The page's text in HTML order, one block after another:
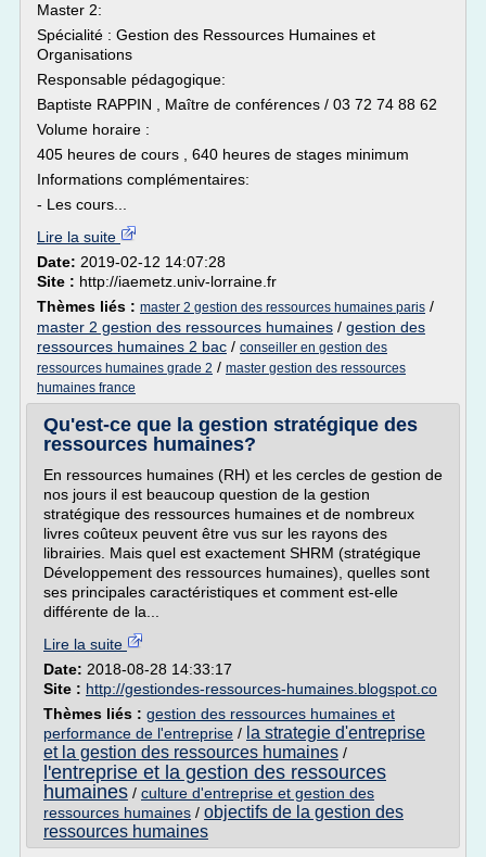
Master 2:
Spécialité : Gestion des Ressources Humaines et
Organisations
Responsable pédagogique:
Baptiste RAPPIN , Maître de conférences / 03 72 74 88 62
Volume horaire :
405 heures de cours , 640 heures de stages minimum
Informations complémentaires:
- Les cours...
Lire la suite
Date: 2019-02-12 14:07:28
Site : http://iaemetz.univ-lorraine.fr
Thèmes liés : master 2 gestion des ressources humaines paris /
master 2 gestion des ressources humaines / gestion des
ressources humaines 2 bac / conseiller en gestion des
ressources humaines grade 2 / master gestion des ressources
humaines france
Qu'est-ce que la gestion stratégique des
ressources humaines?
En ressources humaines (RH) et les cercles de gestion de
nos jours il est beaucoup question de la gestion
stratégique des ressources humaines et de nombreux
livres coûteux peuvent être vus sur les rayons des
librairies. Mais quel est exactement SHRM (stratégique
Développement des ressources humaines), quelles sont
ses principales caractéristiques et comment est-elle
différente de la...
Lire la suite
Date: 2018-08-28 14:33:17
Site : http://gestiondes-ressources-humaines.blogspot.co
Thèmes liés : gestion des ressources humaines et
performance de l'entreprise / la strategie d'entreprise
et la gestion des ressources humaines /
l'entreprise et la gestion des ressources
humaines / culture d'entreprise et gestion des
ressources humaines / objectifs de la gestion des
ressources humaines